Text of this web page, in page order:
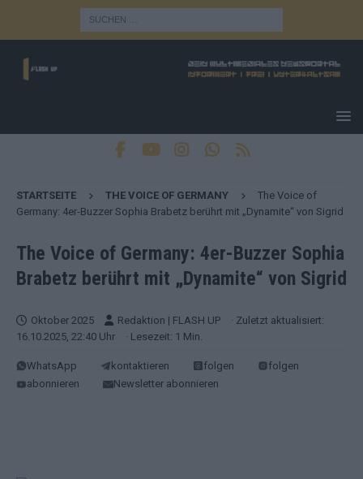
STARTSEITE THE VOICE OF GERMANY
The Voice of
Germany: 4er-Buzzer Sophia Brabetz berührt mit „Dynamite“ von Sigrid
The Voice of Germany: 4er-Buzzer Sophia
Brabetz berührt mit „Dynamite“ von Sigrid
Oktober 2025 Redaktion | FLASH UP
· Zuletzt aktualisiert:
16.10.2025, 22:40 Uhr
· Lesezeit: 1 Min.
WhatsApp kontaktieren folgen
folgen
abonnieren
Newsletter abonnieren